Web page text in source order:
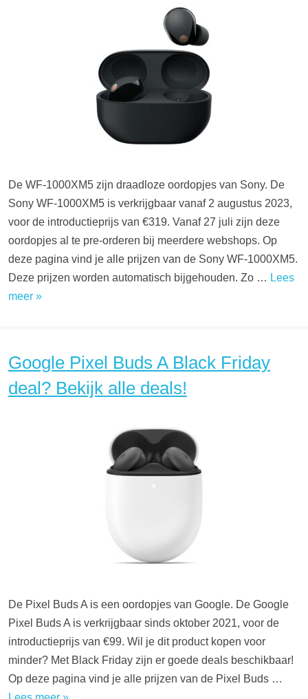
De WF-1000XM5 zijn draadloze oordopjes van Sony. De
Sony WF-1000XM5 is verkrijgbaar vanaf 2 augustus 2023,
voor de introductieprijs van €319. Vanaf 27 juli zijn deze
oordopjes al te pre-orderen bij meerdere webshops. Op
deze pagina vind je alle prijzen van de Sony WF-1000XM5.
Deze prijzen worden automatisch bijgehouden. Zo … Lees
meer »
Google Pixel Buds A Black Friday
deal? Bekijk alle deals!
De Pixel Buds A is een oordopjes van Google. De Google
Pixel Buds A is verkrijgbaar sinds oktober 2021, voor de
introductieprijs van €99. Wil je dit product kopen voor
minder? Met Black Friday zijn er goede deals beschikbaar!
Op deze pagina vind je alle prijzen van de Pixel Buds …